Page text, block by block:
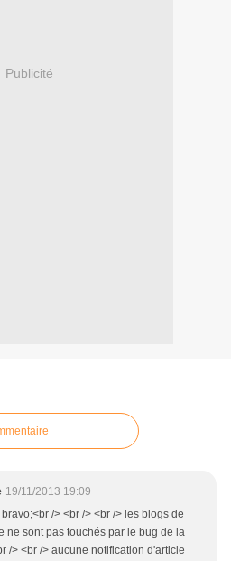
Publicité
19/11/2013 19:09
/> <br /> <br /> les blogs de
ne sont pas touchés par le bug de la
/> <br /> aucune notification d'article